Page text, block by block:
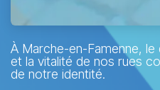
À Marche-en-Famenne,
et la vitalité de nos rues
de notre identité.